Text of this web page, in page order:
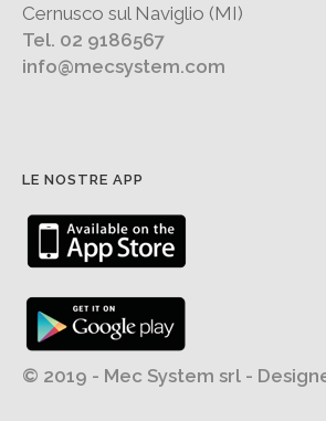
Cernusco sul Naviglio (MI)
Tel. 02 9186567
info@mecsystem.com
LE NOSTRE APP
© 2019 - Mec System srl -